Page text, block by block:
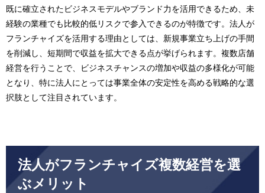
既に確立されたビジネスモデルやブランド力を活用できるため、未
経験の業種でも比較的低リスクで参入できるのが特徴です。法人が
フランチャイズを活用する理由としては、新規事業立ち上げの手間
を削減し、短期間で収益を拡大できる点が挙げられます。複数店舗
経営を行うことで、ビジネスチャンスの増加や収益の多様化が可能
となり、特に法人にとっては事業全体の安定性を高める戦略的な選
択肢として注目されています。
法人がフランチャイズ複数経営を選
ぶメリット